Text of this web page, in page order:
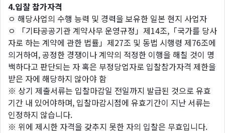
4.입찰 참가자격
ㅇ 해당사업의 수행 능력 및 경력을 보유한 일본 현지 사업자
ㅇ 「기타공공기관 계약사무 운영규정」제14조,「국가를 당사
자로 하는 계약에 관한 법률」제27조 및 동법 시행령 제76조에
의거하여, 공정한 경쟁이나 계약의 적정한 이행을 해칠 것이 명
백하다고 판단되는 자 혹은 부정당업자로 입찰참가자격 제한을
받은 자에 해당하지 않아야 함
※ 상기 제출서류는 입찰마감일 전일까지 발급된 것으로 유효
기간 내 있어야하며, 입찰마감시점에 유효기간이 지난 서류는
인정하지 않습니다.
※ 위에 제시한 자격을 갖추지 못한 자의 입찰은 무효입니다.